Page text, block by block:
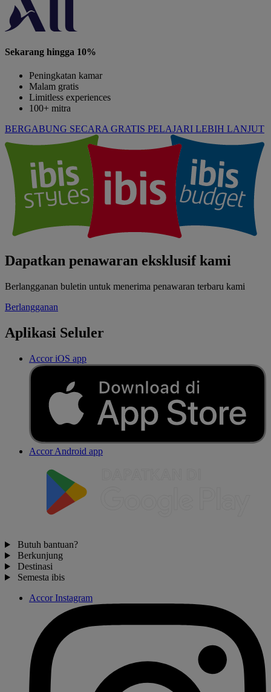
Sekarang hingga 10%
Peningkatan kamar
Malam gratis
Limitless experiences
100+ mitra
BERGABUNG SECARA GRATIS PELAJARI LEBIH LANJUT
Dapatkan penawaran eksklusif kami
Berlangganan buletin untuk menerima penawaran terbaru kami
Berlangganan
Aplikasi Seluler
Accor iOS app
Accor Android app
Butuh bantuan?
Berkunjung
Destinasi
Semesta ibis
Accor Instagram